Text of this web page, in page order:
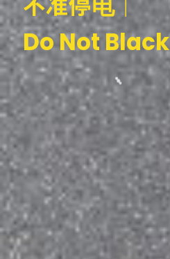
DoNot Black